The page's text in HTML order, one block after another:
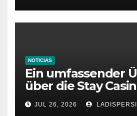
NOTICIAS
Ein umfassender
über die Stay
JUL 26, 2026